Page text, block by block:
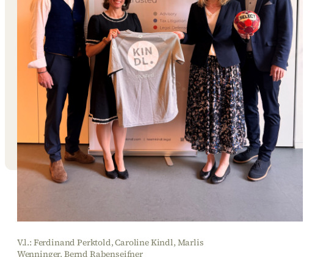
V.l.: Ferdinand Perktold, Caroline Kindl, Marlis
Wenninger, Bernd Rabenseifner